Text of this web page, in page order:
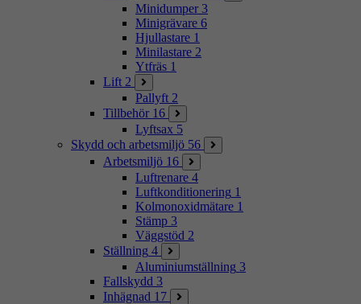
Minidumper 3
Minigrävare 6
Hjullastare 1
Minilastare 2
Ytfräs 1
Lift 2
Pallyft 2
Tillbehör 16
Lyftsax 5
Skydd och arbetsmiljö 56
Arbetsmiljö 16
Luftrenare 4
Luftkonditionering 1
Kolmonoxidmätare 1
Stämp 3
Väggstöd 2
Ställning 4
Aluminiumställning 3
Fallskydd 3
Inhägnad 17